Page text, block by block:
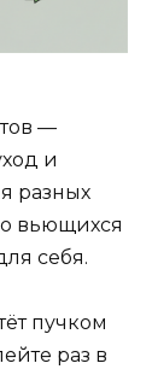
—
и
разных
вьющихся
себя.
пучком
раз в